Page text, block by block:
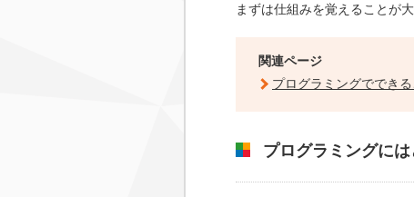
まずは仕組みを覚えることが大
関連ページ
プログラミングででき
プログラミングに